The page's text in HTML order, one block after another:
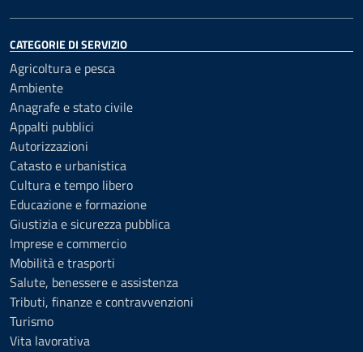
CATEGORIE DI SERVIZIO
Agricoltura e pesca
Ambiente
Anagrafe e stato civile
Appalti pubblici
Autorizzazioni
Catasto e urbanistica
Cultura e tempo libero
Educazione e formazione
Giustizia e sicurezza pubblica
Imprese e commercio
Mobilità e trasporti
Salute, benessere e assistenza
Tributi, finanze e contravvenzioni
Turismo
Vita lavorativa